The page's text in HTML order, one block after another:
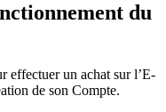
du
effectuer un achat sur l’E-
de son Compte.